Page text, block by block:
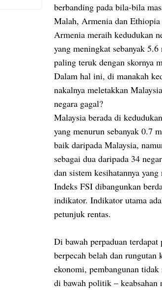
berbanding pada bila-bila
Malah, Armenia dan
Armenia meraih kedudukan
yang meningkat sebanyak
paling teruk dengan skornya
Dalam hal ini, di manakah
nakalnya meletakkan
negara gagal?
Malaysia berada di
yang menurun sebanyak 0.7
baik daripada Malaysia,
sebagai dua daripada 34
dan sistem kesihatannya yang
Indeks FSI dibangunkan
indikator. Indikator utama
petunjuk rentas.
Di bawah perpaduan
berpecah belah dan
ekonomi, pembangunan
di bawah politik – keabsahan